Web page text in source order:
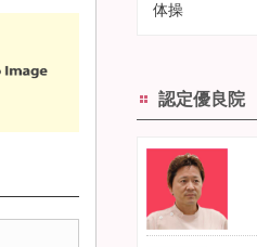
体操
認定優良院